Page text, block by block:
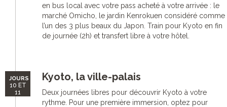
en bus local avec votre pass acheté à votre arrivée : le
marché Omicho, le jardin Kenrokuen considéré comme
l’un des 3 plus beaux du Japon. Train pour Kyoto en fin
de journée (2h) et transfert libre à votre hôtel.
JOURS
10 ET
11
Kyoto, la ville-palais
Deux journées libres pour découvrir Kyoto à votre
rythme. Pour une première immersion, optez pour